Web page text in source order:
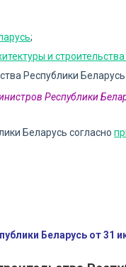
;
и
Республики
Республики
Беларусь согласно
Беларусь от 31